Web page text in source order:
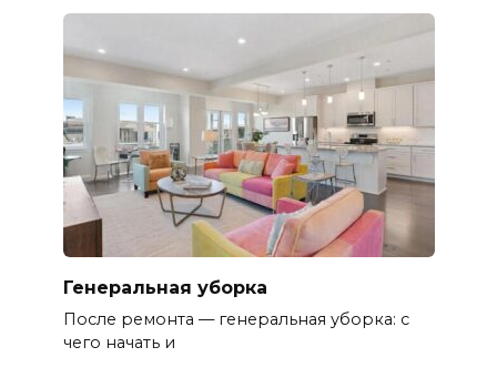
Генеральная уборка
После ремонта — генеральная уборка: с
чего начать и